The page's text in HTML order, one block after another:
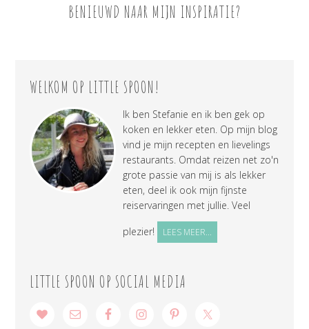
BENIEUWD NAAR MIJN INSPIRATIE?
WELKOM OP LITTLE SPOON!
Ik ben Stefanie en ik ben gek op
koken en lekker eten. Op mijn blog
vind je mijn recepten en lievelings
restaurants. Omdat reizen net zo'n
grote passie van mij is als lekker
eten, deel ik ook mijn fijnste
reiservaringen met jullie. Veel
plezier!
LEES MEER...
LITTLE SPOON OP SOCIAL MEDIA